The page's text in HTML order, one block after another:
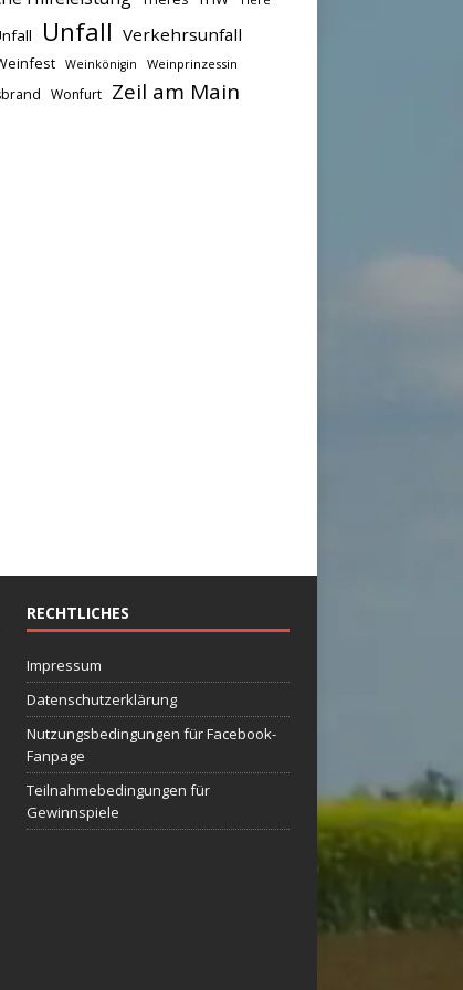
Unfall Verkehrsunfall
Weinkönigin Weinprinzessin
Wonfurt Zeil am Main
RECHTLICHES
Impressum
Datenschutzerklärung
Nutzungsbedingungen für Facebook-
Fanpage
Teilnahmebedingungen für
Gewinnspiele